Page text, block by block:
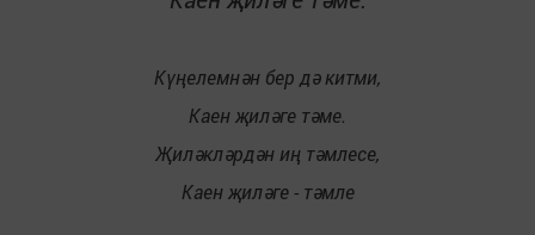
Күңелемнән бер дә китми,
Каен җиләге тәме.
Җиләкләрдән иң тәмлесе,
Каен җиләге - тәмле